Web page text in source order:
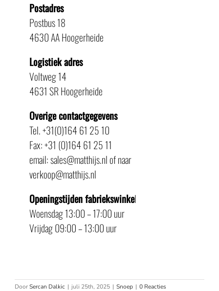
Postadres
Postbus 18
4630 AA Hoogerheide
Logistiek adres
Voltweg 14
4631 SR Hoogerheide
Overige contactgegevens
Tel. +31(0)164 61 25 10
Fax: +31 (0)164 61 25 11
email: sales@matthijs.nl of naar
verkoop@matthijs.nl
Openingstijden fabriekswinkel
Woensdag 13:00 – 17:00 uur
Vrijdag 09:00 – 13:00 uur
DoorSercan Dalkic | juli 25th, 2025 | Snoep | 0 Reacties